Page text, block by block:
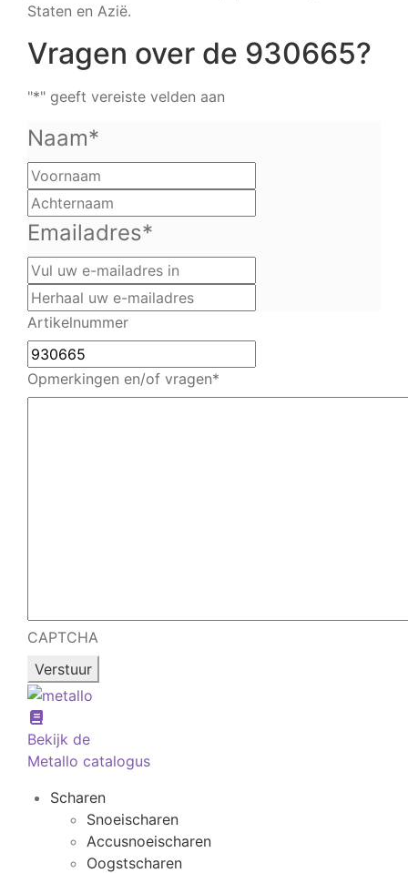
Staten en Azië.
Vragen over de 930665?
"*" geeft vereiste velden aan
Naam*
Emailadres*
uw
e-
Artikelnummer
Opmerkingen en/of vragen*
CAPTCHA
Bekijk de
Metallo catalogus
Scharen
Snoeischaren
Accusnoeischaren
Oogstscharen